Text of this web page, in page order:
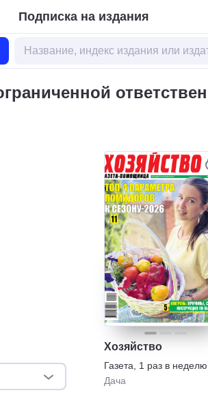
Подписка на издания
Хозяйство
Газета
1 раз в неделю
Дача